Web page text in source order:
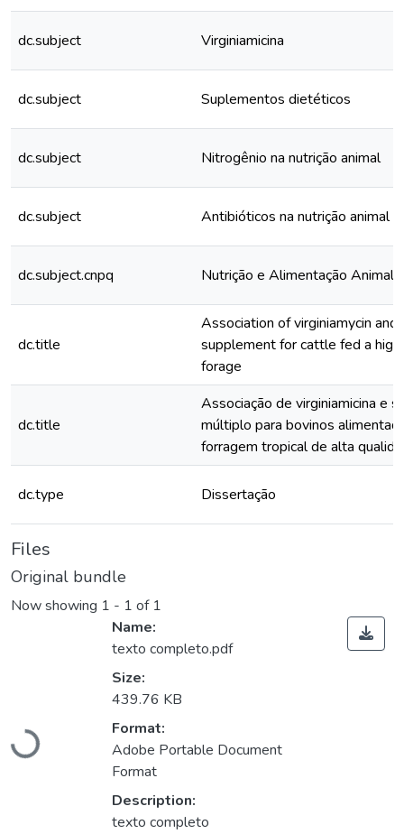
dc.subject Virginiamicina
dc.subject Suplementos dietéticos
dc.subject Nitrogênio na nutrição animal
dc.subject Antibióticos na nutrição animal
dc.subject.cnpq Nutrição e Alimentação Animal
dc.title
Association of virginiamycin
supplement for cattle fed a
forage
dc.title
Associação de virginiamicina e
múltiplo para bovinos
forragem tropical de alta
dc.type Dissertação
Files
Original bundle
Now showing 1 - 1 of 1
Loading...
Name:
texto completo.pdf
Size:
439.76 KB
Format:
Adobe Portable Document
Format
Description:
texto completo